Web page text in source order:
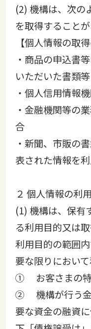
(2) 機構は、次の
を取得することが
【個人情報の取得
・商品の申込書
いただいた書類
・個人信用情報
・金融機関等の
合
・新聞、市販の
表された情報を
２ 個人情報の利
(1) 機構は、保有
る利用目的又は
利用目的の範囲
要な限りにおいて
① お客さまの特
② 機構が行う金
要な資金の融資